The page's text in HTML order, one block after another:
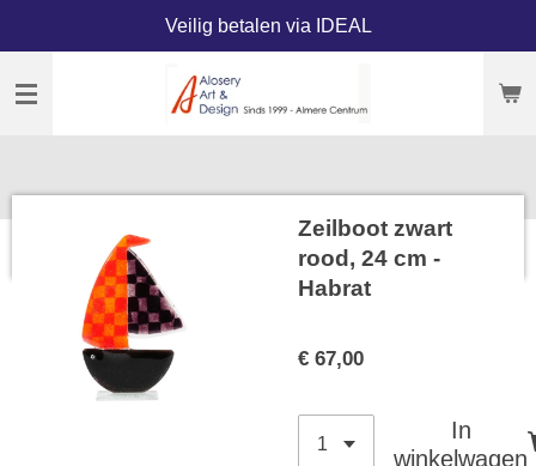
naar
Veilig betalen via IDEAL
Zeilboot zwart
rood, 24 cm -
Habrat
€ 67,00
In
winkelwagen